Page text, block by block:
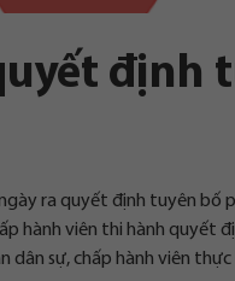
định
ra quyết định tuyên bố
hành viên thi hành quyết
sự, chấp hành viên thực